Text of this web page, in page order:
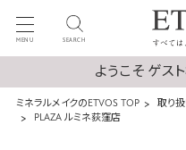
MENU SEARCH
ようこそ ゲス
ミネラルメイクのETVOS TOP 取り
PLAZA ルミネ荻窪店